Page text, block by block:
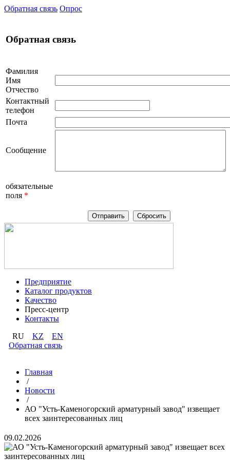
Обратная связь Опрос
Обратная связь
Фамилия
Имя
Отчество
Контактный
телефон
Почта
Сообщение
обязательные
поля *
Предприятие
Каталог продуктов
Качество
Пресс-центр
Контакты
RU KZ
EN
Обратная связь
Главная
/
Новости
/
АО "Усть-Каменогорский арматурный завод" извещает
всех заинтересованных лиц
09.02.2026